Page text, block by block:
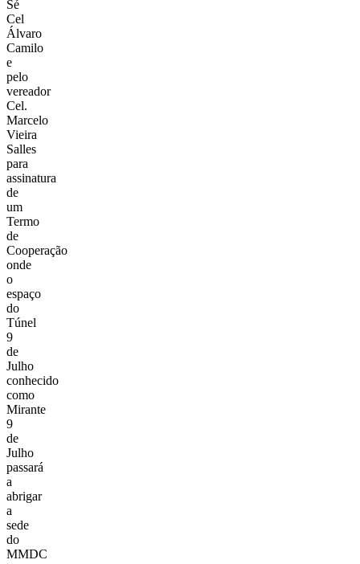
Sé
Cel
Álvaro
Camilo
e
pelo
vereador
Cel.
Marcelo
Vieira
Salles
para
assinatura
de
um
Termo
de
Cooperação
onde
o
espaço
do
Túnel
9
de
Julho
conhecido
como
Mirante
9
de
Julho
passará
a
abrigar
a
sede
do
MMDC